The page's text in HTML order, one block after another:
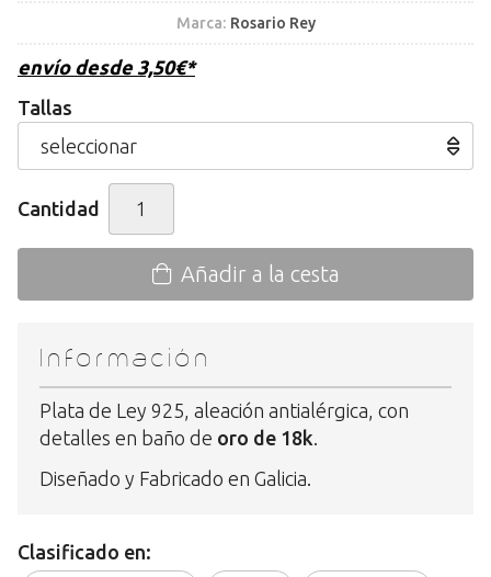
Marca: Rosario Rey
envío desde 3,50€*
Tallas
Cantidad
Añadir a la cesta
Información
Plata de Ley 925, aleación antialérgica, con
detalles en baño de oro de 18k.
Diseñado y Fabricado en Galicia.
Clasificado en: